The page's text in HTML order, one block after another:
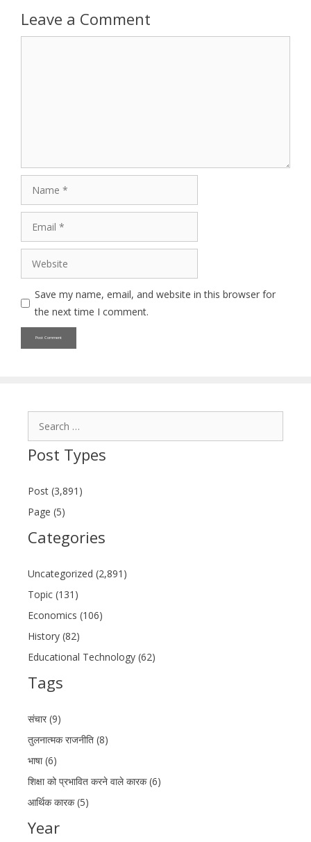
Leave a Comment
Website
Save my name, email, and website in this browser for
the next time I comment.
Post Types
Post (3,891)
Page (5)
Categories
Uncategorized (2,891)
Topic (131)
Economics (106)
History (82)
Educational Technology (62)
Tags
संचार (9)
तुलनात्मक राजनीति (8)
भाषा (6)
शिक्षा को प्रभावित करने वाले कारक (6)
आर्थिक कारक (5)
Year